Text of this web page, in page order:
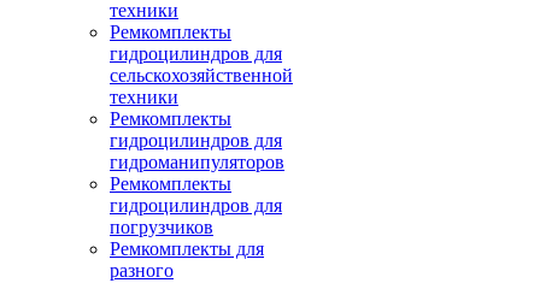
техники
Ремкомплекты
гидроцилиндров для
сельскохозяйственной
техники
Ремкомплекты
гидроцилиндров для
гидроманипуляторов
Ремкомплекты
гидроцилиндров для
погрузчиков
Ремкомплекты для
разного